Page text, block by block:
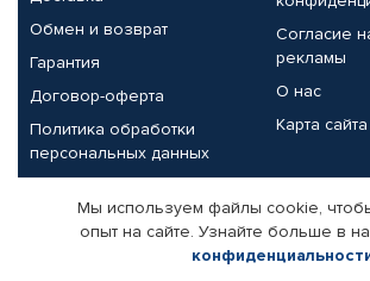
Обмен и возврат
Гарантия
Договор-оферта
Политика обработки
персональных данных
Согласие
рекламы
О нас
Карта сайта
Партнерам
Корпоративным клиентам
Реквизиты
Мы используем файлы cookie,
опыт на сайте. Узнайте больше в